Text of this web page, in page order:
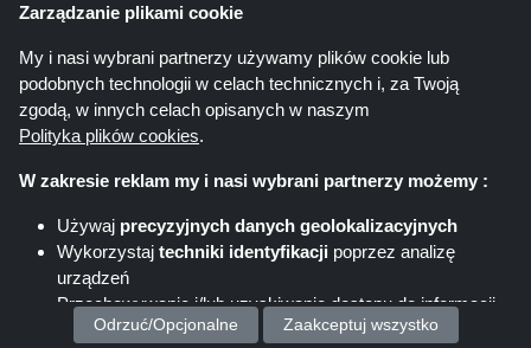
Klikając „Zarejestruj się” rejestrujesz się do
newslettera Shoppingspout. Dalsze informacje
można znaleźć w oświadczeniu o ochronie danych.
Śledźnas na
Zarządzanie plikami cookie
My i nasi wybrani partnerzy używamy plików cookie lub
podobnych technologii w celach technicznych i, za Twoją
zgodą, w innych celach opisanych w naszym
Polityka plików cookies.
W zakresie reklam my i nasi wybrani partnerzy możemy :
Używaj precyzyjnych danych geolokalizacyjnych
Wykorzystaj techniki identyfikacji poprzez analizę
urządzeń
Przechowywanie i/lub uzyskiwanie dostępu do informacji
na urządzeniu
Odrzuć/Opcjonalne Zaakceptuj wszystko